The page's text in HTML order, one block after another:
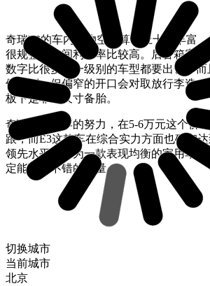
奇瑞E3的车内储物空间算不上十分丰富
很规整，空间利用率比较高。后备箱容积
数字比很多高一级别的车型都要出色，
例放倒，但偏窄的开口会对取放行李造
板下是非全尺寸备胎。
奇瑞凭借多年的努力，在5-6万元这个价
跟，而E3这款车在综合实力方面也确实
领先水平，作为一款表现均衡的家用车
定能取得不错的销量。
切换城市
当前城市
北京